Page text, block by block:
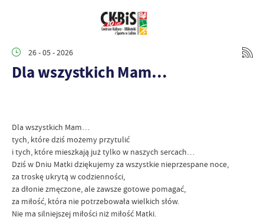
26 - 05 - 2026
Dla wszystkich Mam…
Dla wszystkich Mam…
tych, które dziś możemy przytulić
i tych, które mieszkają już tylko w naszych sercach…
Dziś w Dniu Matki dziękujemy za wszystkie nieprzespane noce,
za troskę ukrytą w codzienności,
za dłonie zmęczone, ale zawsze gotowe pomagać,
za miłość, która nie potrzebowała wielkich słów.
Nie ma silniejszej miłości niż miłość Matki.